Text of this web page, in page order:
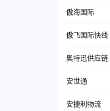
傲海国际
傲飞国际快线
奥特迅供应链
安世通
安捷利物流